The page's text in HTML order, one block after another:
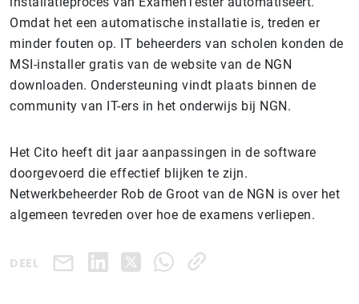
Omdat het een automatische installatie is, treden er
minder fouten op. IT beheerders van scholen konden de
MSI-installer gratis van de website van de NGN
downloaden. Ondersteuning vindt plaats binnen de
community van IT-ers in het onderwijs bij NGN.
Het Cito heeft dit jaar aanpassingen in de software
doorgevoerd die effectief blijken te zijn.
Netwerkbeheerder Rob de Groot van de NGN is over het
algemeen tevreden over hoe de examens verliepen.
DEEL